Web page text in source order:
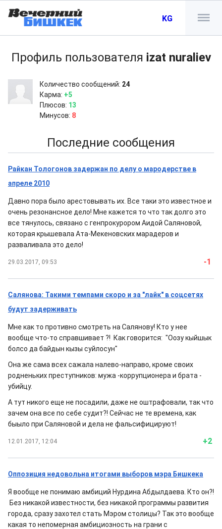
KG
Профиль пользователя izat nuraliev
Количество сообщений: 24
Карма: +5
Плюсов: 13
Минусов: 8
Последние сообщения
Райкан Тологонов задержан по делу о мародерстве в
апреле 2010
Давно пора было арестовывать их. Все таки это известное и
очень резонансное дело! Мне кажется то что так долго это
все тянулось, связано с генпрокурором Аидой Саляновой,
которая крышевала Ата-Мекеновских марадеров и
разваливала это дело!
29.03.2017, 09:53 -1
Салянова: Такими темпами скоро и за "лайк" в соцсетях
будут задерживать
Мне как то противно смотреть на Салянову! Кто у нее
вообще что-то справшивает ?! Как говорится: "Оозу кыйшык
болсо да байдын кызы суйлосун"
Она же сама всех сажала налево-направо, кроме своих
родненьких преступников: мужа -коррупционера и брата -
убийцу.
А тут никого еще не посадили, даже не оштрафовали, так что
зачем она все по себе судит?! Сейчас не те времена, как
быыло при Саляновой и дела не фальсифицируют!
12.01.2017, 12:04 +2
Оппозиция недовольна итогами выборов мэра Бишкека
Я вообще не понимаю амбиций Нурдина Абдылдаева. Кто он?!
Без никакой известности, без никакой программы развития
города, сразу захотел стать Мэром столицы? Так это вообще
какая то непомерная амбициозность на грани с